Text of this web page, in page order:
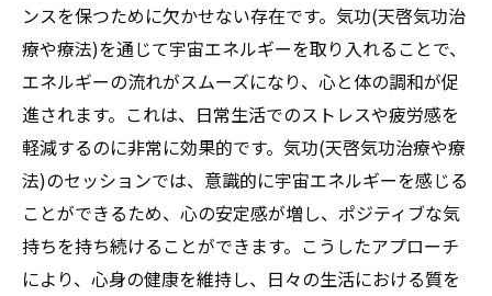
ンスを保つために欠かせない存在です。気功(天啓気功治
療や療法)を通じて宇宙エネルギーを取り入れることで、
エネルギーの流れがスムーズになり、心と体の調和が促
進されます。これは、日常生活でのストレスや疲労感を
軽減するのに非常に効果的です。気功(天啓気功治療や療
法)のセッションでは、意識的に宇宙エネルギーを感じる
ことができるため、心の安定感が増し、ポジティブな気
持ちを持ち続けることができます。こうしたアプローチ
により、心身の健康を維持し、日々の生活における質を